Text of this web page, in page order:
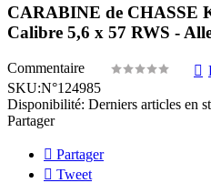
CARABINE de CHASSE
Calibre 5,6 x 57 RWS -
Commentaire
SKU:N°124985
Disponibilité: Derniers articles en
Partager
Partager
Tweet